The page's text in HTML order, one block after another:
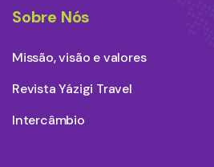
Sobre Nós
Missão, visão e valores
Revista Yázigi Travel
Intercâmbio